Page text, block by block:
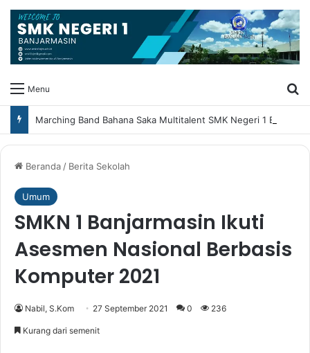
Menu
Beranda/ Berita Sekolah
Umum
SMKN 1 Banjarmasin Ikuti
Asesmen Nasional Berbasis
Komputer 2021
Nabil, S.Kom 27 September 2021 0 236
Kurang dari semenit